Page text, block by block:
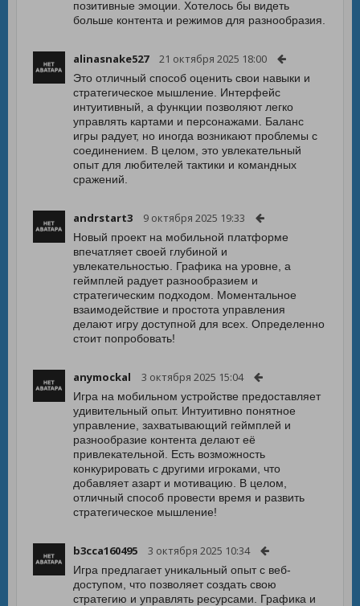
позитивные эмоции. Хотелось бы видеть
больше контента и режимов для разнообразия.
alinasnake527 21 октября 2025 18:00
Это отличный способ оценить свои навыки и
стратегическое мышление. Интерфейс
интуитивный, а функции позволяют легко
управлять картами и персонажами. Баланс
игры радует, но иногда возникают проблемы с
соединением. В целом, это увлекательный
опыт для любителей тактики и командных
сражений.
andrstart3 9 октября 2025 19:33
Новый проект на мобильной платформе
впечатляет своей глубиной и
увлекательностью. Графика на уровне, а
геймплей радует разнообразием и
стратегическим подходом. Моментальное
взаимодействие и простота управления
делают игру доступной для всех. Определенно
стоит попробовать!
anymockal 3 октября 2025 15:04
Игра на мобильном устройстве предоставляет
удивительный опыт. Интуитивно понятное
управление, захватывающий геймплей и
разнообразие контента делают её
привлекательной. Есть возможность
конкурировать с другими игроками, что
добавляет азарт и мотивацию. В целом,
отличный способ провести время и развить
стратегическое мышление!
b3cca160495 3 октября 2025 10:34
Игра предлагает уникальный опыт с веб-
доступом, что позволяет создать свою
стратегию и управлять ресурсами. Графика и